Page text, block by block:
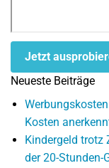
Jetzt
Neueste Beiträge
Kosten
Kindergeld trotz
der 20-Stunden-